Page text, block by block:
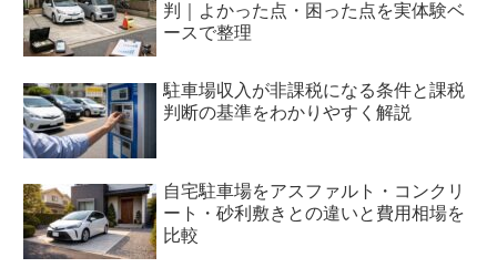
判｜よかった点・困った点を実体験ベ
ースで整理
駐車場収入が非課税になる条件と課税
判断の基準をわかりやすく解説
自宅駐車場をアスファルト・コンクリ
ート・砂利敷きとの違いと費用相場を
比較